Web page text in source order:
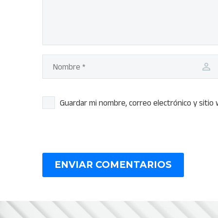
Guardar mi nombre, correo electrónico y
ENVIAR COMENTARIOS